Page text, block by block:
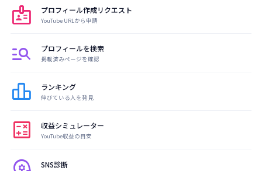
badge プロフィール作成リクエスト
YouTube URLから申請
manage_search プロフィールを検索
掲載済みページを確認
leaderboard ランキング
伸びている人を発見
calculate 収益シミュレーター
YouTube収益の目安
SNS診断